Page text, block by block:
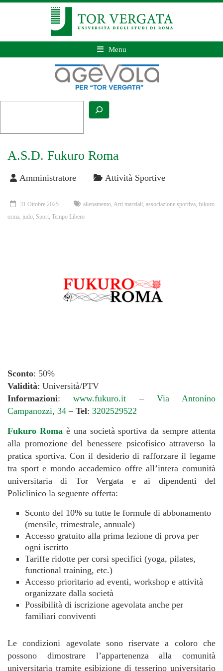
Menu
A.S.D. Fukuro Roma
Amministratore Attività Sportive
31 Ottobre 2025 allenamento Arti marziali associazione sportiva fukuro
orma judo Sport Tempo Libero
Sconto: 50%
Validità: Università/PTV
Informazioni:www.fukuro.it – Via Antonino
Campanozzi, 34 – Tel: 3202529522
Fukuro Roma è una società sportiva da sempre attenta
alla promozione del benessere psicofisico attraverso la
pratica sportiva. Con il desiderio di rafforzare il legame
tra sport e mondo accademico offre all’intera comunità
universitaria di Tor Vergata e ai dipendenti del
Policlinico la seguente offerta:
Sconto del 10% su tutte le formule di abbonamento
(mensile, trimestrale, annuale)
Accesso gratuito alla prima lezione di prova per
ogni iscritto
Tariffe ridotte per corsi specifici (yoga, pilates,
functional training, etc.)
Accesso prioritario ad eventi, workshop e attività
organizzate dalla società
Possibilità di iscrizione agevolata anche per
familiari conviventi
Le condizioni agevolate sono riservate a coloro che
possono dimostrare l’appartenenza alla comunità
universitaria tramite esibizione di tesserino universitario